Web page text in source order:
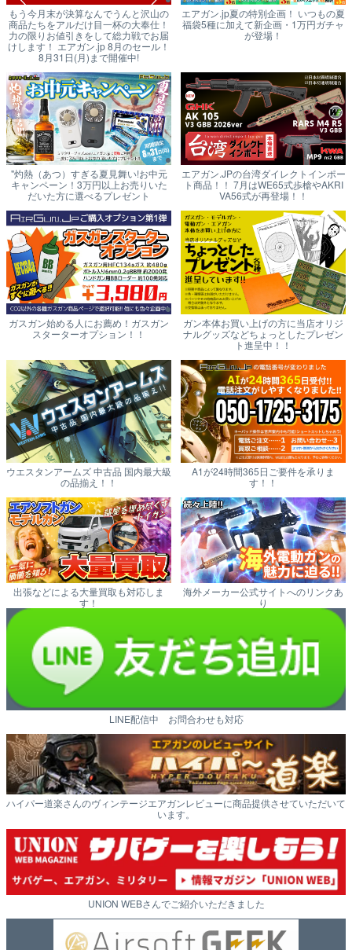
もう今月末が決算なんでうんと沢山の
商品たちをアルだけ目一杯の大奉仕！
力の限りお値引きをして総力戦でお届
けします！ エアガン.jp 8月のセール！
8月31日(月)まで開催中!
エアガン.jp夏の特別企画！ いつもの夏
福袋5種に加えて新企画・1万円ガチャ
が登場！
"灼熱（あつ）すぎる夏見舞い!お中元
キャンペーン！3万円以上お売りいた
だいた方に選べるプレゼント
エアガン.JPの台湾ダイレクトインポー
ト商品！！ 7月はWE65式歩槍やAKRI
VA56式が再登場！！
ガスガン始める人にお薦め！ガスガン
スターターオプション！！
ガン本体お買い上げの方に当店オリジ
ナルグッズなどちょっとしたプレゼン
ト進呈中！！
ウエスタンアームズ 中古品 国内最大級
の品揃え！！
A1が24時間365日ご要件を承りま
す！！
出張などによる大量買取も対応しま
す！
海外メーカー公式サイトへのリンクあ
り
LINE配信中 お問合わせも対応
ハイパー道楽さんのヴィンテージエアガンレビューに商品提供させていただいて
います。
UNION WEBさんでご紹介いただきました